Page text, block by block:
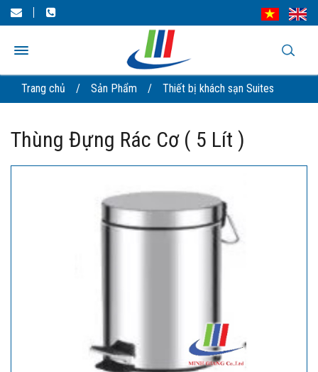
Trang chủ / Sản Phẩm / Thiết bị khách sạn Suites
Thùng Đựng Rác Cơ ( 5 Lít )